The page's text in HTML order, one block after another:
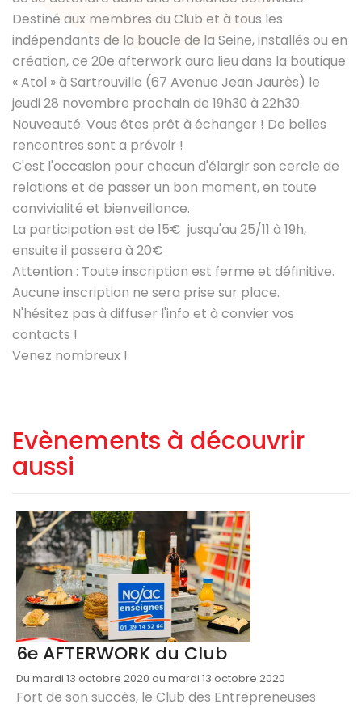
Destiné aux membres du Club et à tous les
indépendants de la boucle de la Seine, installés ou en
création, ce 20e afterwork aura lieu dans la boutique
« Atol » à Sartrouville (67 Avenue Jean Jaurès) le
jeudi 28 novembre prochain de 19h30 à 22h30.
Nouveauté: Vous êtes prêt à échanger ! De belles
rencontres sont a prévoir !
C'est l'occasion pour chacun d'élargir son cercle de
relations et de passer un bon moment, en toute
convivialité et bienveillance.
La participation est de 15€ jusqu'au 25/11 à 19h,
ensuite il passera à 20€
Attention : Toute inscription est ferme et définitive.
Aucune inscription ne sera prise sur place.
N'hésitez pas à diffuser l'info et à convier vos
contacts !
Venez nombreux !
Evènements à découvrir
aussi
6e AFTERWORK du Club
Du mardi 13 octobre 2020 au mardi 13 octobre 2020
Fort de son succès, le Club des Entrepreneuses